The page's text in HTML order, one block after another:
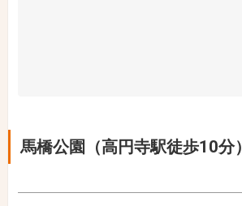
馬橋公園（高円寺駅徒歩10分）